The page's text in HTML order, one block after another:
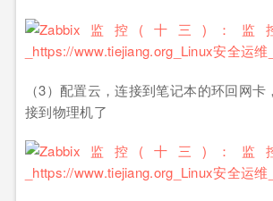
（3）配置云，连接到笔记本的环回网
接到物理机了